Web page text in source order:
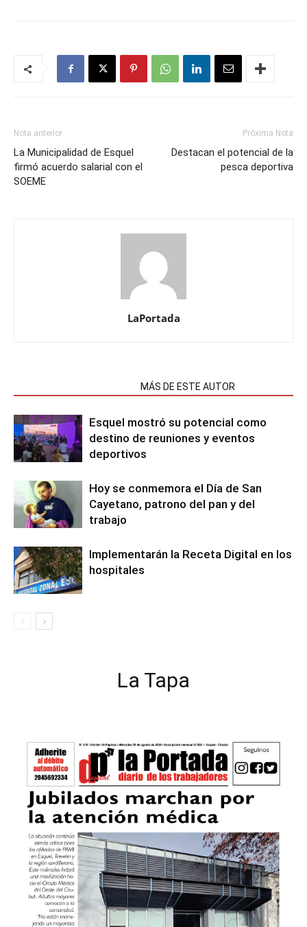
Nota anterior
La Municipalidad de Esquel
firmó acuerdo salarial con el
SOEME
Próxima Nota
Destacan el potencial de la
pesca deportiva
LaPortada
MÁS DE ESTE AUTOR
Esquel mostró su potencial como
destino de reuniones y eventos
deportivos
Hoy se conmemora el Día de San
Cayetano, patrono del pan y del
trabajo
Implementarán la Receta Digital en los
hospitales
La Tapa